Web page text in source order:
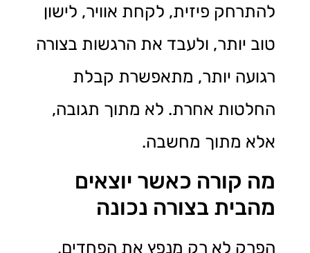
להתרחק פיזית, לקחת אוויר, לישון
טוב יותר, ולעבד את הרגשות בצורה
רגועה יותר, מתאפשרת קבלת
החלטות אחרת. לא מתוך תגובה,
אלא מתוך מחשבה.
מה קורה כאשר יוצאים
מהבית בצורה נכונה
הפרק לא רק מנפץ את הפחדים,